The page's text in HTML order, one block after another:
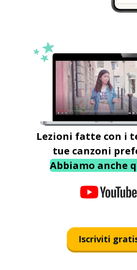
Lezioni fatte con i
tue canzoni
Abbiamo anche
Iscriviti